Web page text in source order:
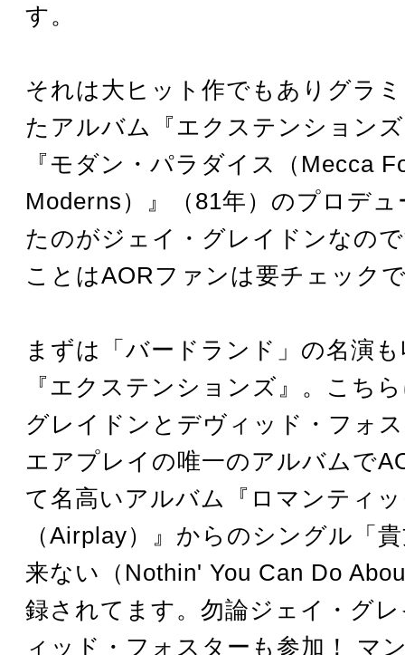
す。
それは大ヒット作でもありグラ
たアルバム『エクステンション
『モダン・パラダイス（Mecca
Moderns）』（81年）のプロデ
たのがジェイ・グレイドンなの
ことはAORファンは要チェック
まずは「バードランド」の名演
『エクステンションズ』。こち
グレイドンとデヴィッド・フォ
エアプレイの唯一のアルバムで
て名高いアルバム『ロマンティ
（Airplay）』からのシングル「
来ない（Nothin' You Can Do
録されてます。勿論ジェイ・グ
ィッド・フォスターも参加！ マ